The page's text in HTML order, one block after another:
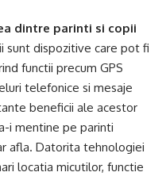
dintre parinti si copii
sunt dispozitive care pot fi
functii precum GPS
telefonice si mesaje
beneficii ale acestor
i mentine pe parinti
afla. Datorita tehnologiei
locatia micutilor, functie